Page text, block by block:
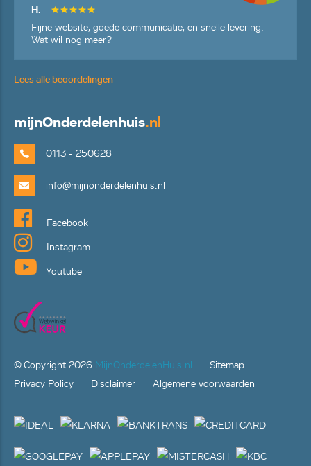
H.
Fijne website, goede communicatie, en snelle levering.
Wat wil nog meer?
Lees alle beoordelingen
mijnOnderdelenhuis.nl
0113 - 250628
info@mijnonderdelenhuis.nl
Facebook
Instagram
Youtube
© Copyright 2026 MijnOnderdelenHuis.nl
Sitemap
Privacy Policy
Disclaimer Algemene voorwaarden